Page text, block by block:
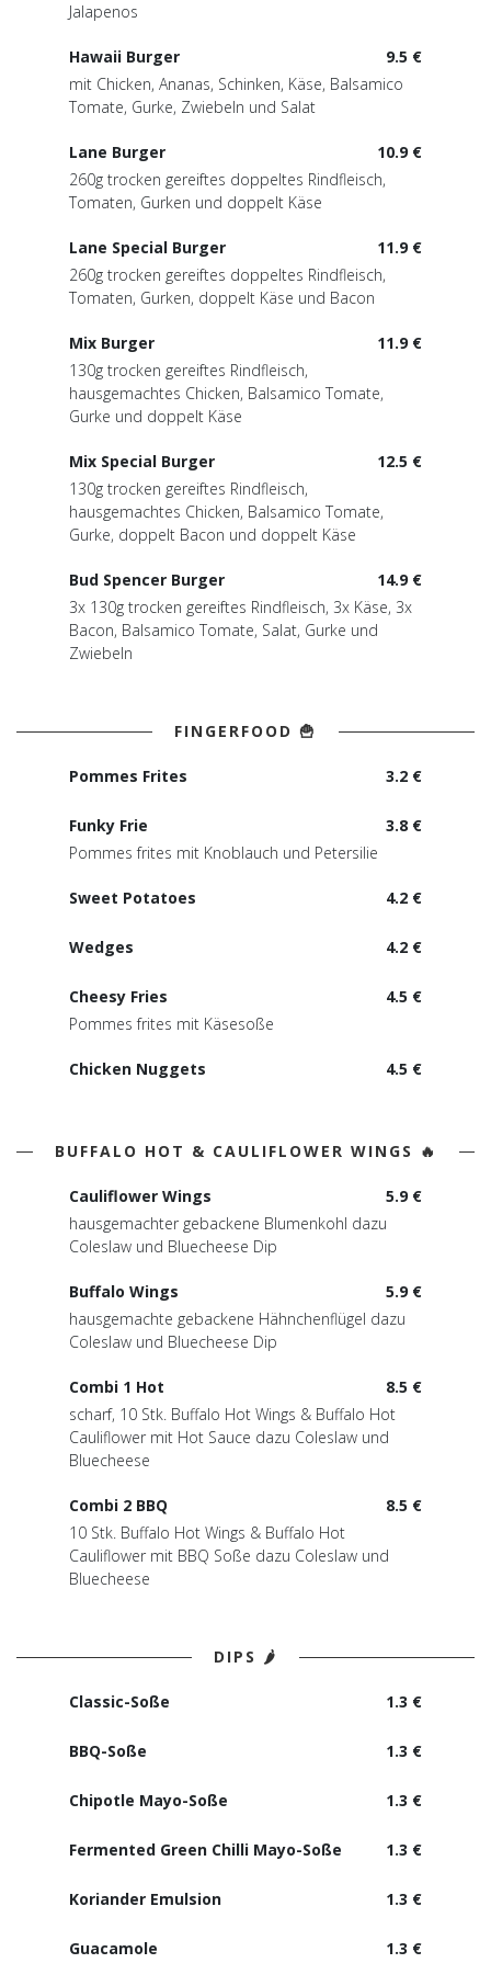
Jalapenos
9.5 €
Hawaii Burger
mit Chicken, Ananas, Schinken, Käse, Balsamico
Tomate, Gurke, Zwiebeln und Salat
10.9 €
Lane Burger
260g trocken gereiftes doppeltes Rindfleisch,
Tomaten, Gurken und doppelt Käse
11.9 €
Lane Special Burger
260g trocken gereiftes doppeltes Rindfleisch,
Tomaten, Gurken, doppelt Käse und Bacon
11.9 €
Mix Burger
130g trocken gereiftes Rindfleisch,
hausgemachtes Chicken, Balsamico Tomate,
Gurke und doppelt Käse
12.5 €
Mix Special Burger
130g trocken gereiftes Rindfleisch,
hausgemachtes Chicken, Balsamico Tomate,
Gurke, doppelt Bacon und doppelt Käse
14.9 €
Bud Spencer Burger
3x 130g trocken gereiftes Rindfleisch, 3x Käse, 3x
Bacon, Balsamico Tomate, Salat, Gurke und
Zwiebeln
FINGERFOOD 🍟
3.2 €
Pommes Frites
3.8 €
Funky Frie
Pommes frites mit Knoblauch und Petersilie
4.2 €
Sweet Potatoes
4.2 €
Wedges
4.5 €
Cheesy Fries
Pommes frites mit Käsesoße
4.5 €
Chicken Nuggets
BUFFALO HOT & CAULIFLOWER WINGS 🔥
5.9 €
Cauliflower Wings
hausgemachter gebackene Blumenkohl dazu
Coleslaw und Bluecheese Dip
5.9 €
Buffalo Wings
hausgemachte gebackene Hähnchenflügel dazu
Coleslaw und Bluecheese Dip
8.5 €
Combi 1 Hot
scharf, 10 Stk. Buffalo Hot Wings & Buffalo Hot
Cauliflower mit Hot Sauce dazu Coleslaw und
Bluecheese
8.5 €
Combi 2 BBQ
10 Stk. Buffalo Hot Wings & Buffalo Hot
Cauliflower mit BBQ Soße dazu Coleslaw und
Bluecheese
DIPS 🌶️
1.3 €
Classic-Soße
1.3 €
BBQ-Soße
1.3 €
Chipotle Mayo-Soße
1.3 €
Fermented Green Chilli Mayo-Soße
1.3 €
Koriander Emulsion
1.3 €
Guacamole